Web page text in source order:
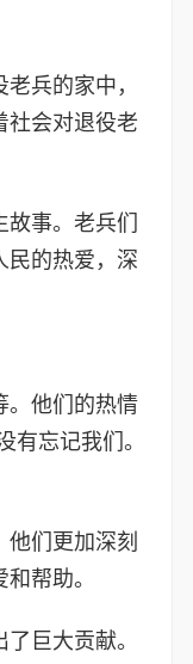
兵的家中，
社会对退役老
事。老兵们
民的热爱，深
。他们的热情
有忘记我们。
们更加深刻
帮助。
巨大贡献。